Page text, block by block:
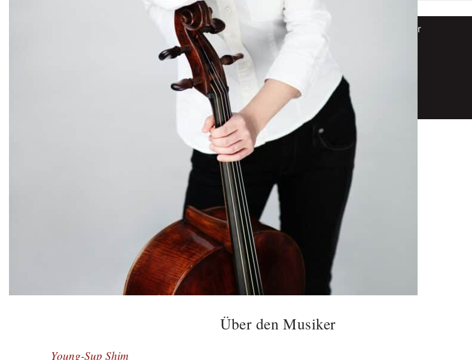
Kontaktformular
Impressum
Datenschutz
Über den Musiker
Young-Sup Shim